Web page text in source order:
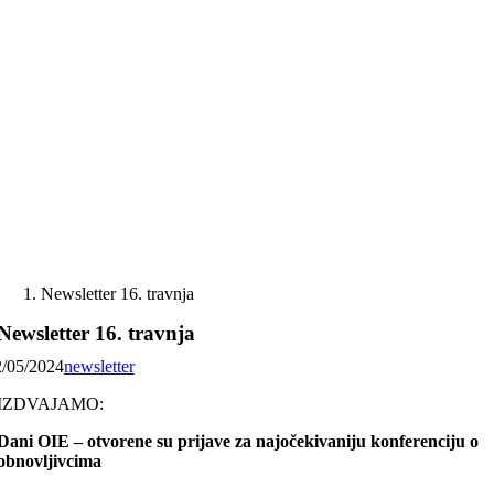
Newsletter 16. travnja
16. travnja
05/2024newsletter
OIE – otvorene su prijave za najočekivaniju konferenciju o